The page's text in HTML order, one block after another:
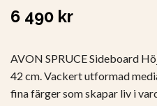
6 490 kr
AVON SPRUCE Sideboard
42 cm. Vackert utformad
fina färger som skapar liv i